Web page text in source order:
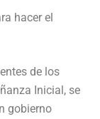
hacer el
de los
Inicial, se
gobierno